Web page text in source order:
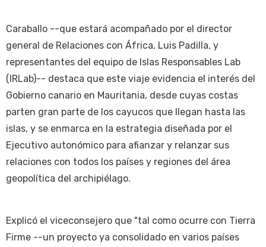
Caraballo --que estará acompañado por el director
general de Relaciones con África, Luis Padilla, y
representantes del equipo de Islas Responsables Lab
(IRLab)-- destaca que este viaje evidencia el interés del
Gobierno canario en Mauritania, desde cuyas costas
parten gran parte de los cayucos que llegan hasta las
islas, y se enmarca en la estrategia diseñada por el
Ejecutivo autonómico para afianzar y relanzar sus
relaciones con todos los países y regiones del área
geopolítica del archipiélago.
Explicó el viceconsejero que "tal como ocurre con Tierra
Firme --un proyecto ya consolidado en varios países